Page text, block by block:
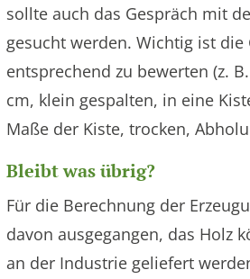
sollte auch das Gespräch mit
gesucht werden. Wichtig ist die
entsprechend zu bewerten (z.
cm, klein gespalten, in eine
Maße der Kiste, trocken,
Bleibt was übrig?
Für die Berechnung der
davon ausgegangen, das Holz
an der Industrie geliefert